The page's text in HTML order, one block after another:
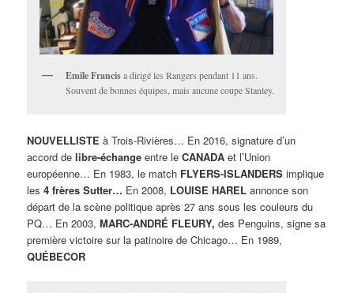
Emile Francisa dirigé les Rangers pendant 11 ans.
Souvent de bonnes équipes, mais aucune coupe Stanley.
NOUVELLISTE à Trois-Rivières… En 2016, signature d’un
accord delibre-échange entre leCANADA et l’Union
européenne… En 1983, le match FLYERS-ISLANDERS implique
les4 frères Sutter… En 2008, LOUISE HAREL annonce son
départ de la scène politique après 27 ans sous les couleurs du
PQ… En 2003,MARC-ANDRÉ FLEURY, des Penguins, signe sa
première victoire sur la patinoire de Chicago… En 1989,
QUÉBECOR